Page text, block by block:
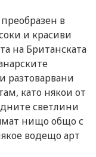
в
и красиви
на Британската
разтоварвани
като някои от
светлини
нищо общо с
водещо арт